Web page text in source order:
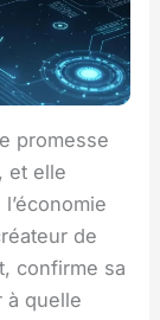
promesse
et elle
de
confirme sa
à quelle